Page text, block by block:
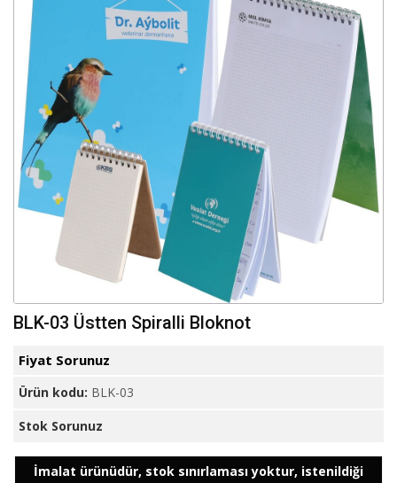
BLK-03 Üstten Spiralli Bloknot
Fiyat Sorunuz
Ürün kodu: BLK-03
Stok Sorunuz
İmalat ürünüdür, stok sınırlaması yoktur, istenildiği